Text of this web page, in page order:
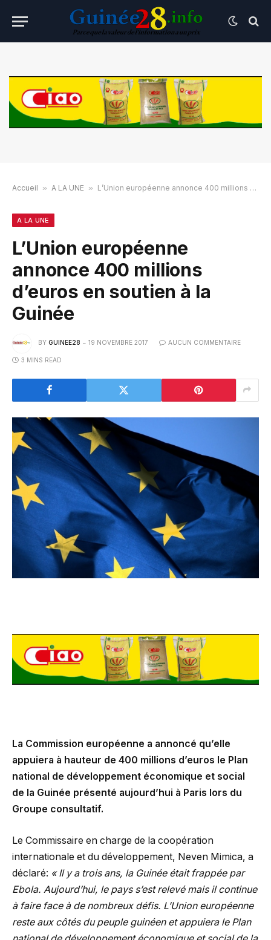
Accueil » A LA UNE » L’Union européenne annonce 400 millions d’euros en soutien à la Guinée
A LA UNE
L’Union européenne
annonce 400 millions
d’euros en soutien à la
Guinée
BY GUINEE28 19 NOVEMBRE 2017 AUCUN COMMENTAIRE
3 MINS READ
La Commission européenne a annoncé qu’elle
appuiera à hauteur de 400 millions d’euros le Plan
national de développement économique et social
de la Guinée présenté aujourd’hui à Paris lors du
Groupe consultatif.
Le Commissaire en charge de la coopération
internationale et du développement, Neven Mimica, a
déclaré: « Il y a trois ans, la Guinée était frappée par
Ebola. Aujourd’hui, le pays s’est relevé mais il continue
à faire face à de nombreux défis. L’Union européenne
reste aux côtés du peuple guinéen et appuiera le Plan